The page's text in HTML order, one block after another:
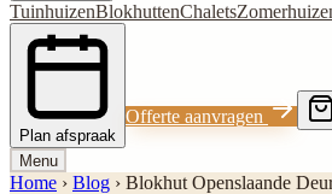
TuinhuizenBlokhuttenChalets
Plan afspraak
Offerte aanvragen
Menu
Home › Blog › Blokhut Openslaande